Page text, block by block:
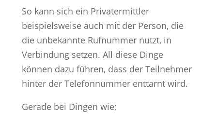
So kann sich ein Privatermittler
beispielsweise auch mit der Person, die
die unbekannte Rufnummer nutzt, in
Verbindung setzen. All diese Dinge
können dazu führen, dass der Teilnehmer
hinter der Telefonnummer enttarnt wird.
Gerade bei Dingen wie;